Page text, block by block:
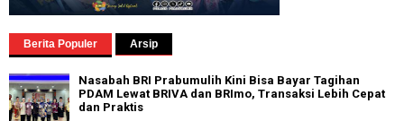
Berita Populer Arsip
Nasabah BRI Prabumulih Kini Bisa Bayar Tagihan
PDAM Lewat BRIVA dan BRImo, Transaksi Lebih Cepat
dan Praktis